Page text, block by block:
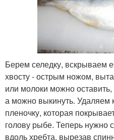
Берем селедку, вскрываем
хвосту - острым ножом,
или молоки можно
а можно выкинуть. Удаляем
пленочку, которая
голову рыбе. Теперь нужно
вдоль хребта, вырезав